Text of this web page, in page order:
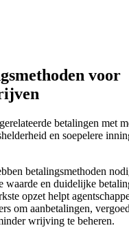
voor
betalingen met
en soepelere
betalingsmethoden
waarde en duidelijke
opzet helpt
om aanbetalingen,
wrijving te beheren.